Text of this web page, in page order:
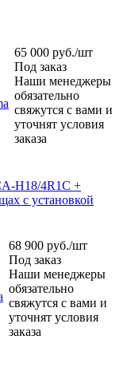
65 000 руб./шт
Под заказ
Наши менеджеры
обязательно
свяжутся с вами и
уточнят условия
заказа
H18/4R1C +
с установкой
68 900 руб./шт
Под заказ
Наши менеджеры
обязательно
свяжутся с вами и
уточнят условия
заказа